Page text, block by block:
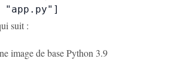
"app.py"]
suit :
image de base Python 3.9